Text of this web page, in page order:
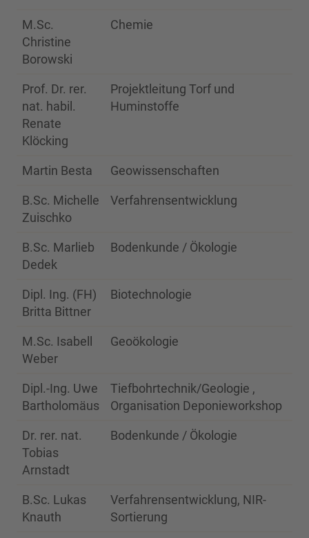
M.Sc.
Christine
Borowski
Chemie
Prof. Dr. rer.
nat. habil.
Renate
Klöcking
Projektleitung Torf und
Huminstoffe
Martin Besta Geowissenschaften
B.Sc. Michelle
Zuischko
Verfahrensentwicklung
B.Sc. Marlieb
Dedek
Bodenkunde / Ökologie
Dipl. Ing. (FH)
Britta Bittner
Biotechnologie
M.Sc. Isabell
Weber
Geoökologie
Dipl.-Ing. Uwe
Bartholomäus
Tiefbohrtechnik/Geologie ,
Organisation Deponieworkshop
Dr. rer. nat.
Tobias
Arnstadt
Bodenkunde / Ökologie
B.Sc. Lukas
Knauth
Verfahrensentwicklung, NIR-
Sortierung